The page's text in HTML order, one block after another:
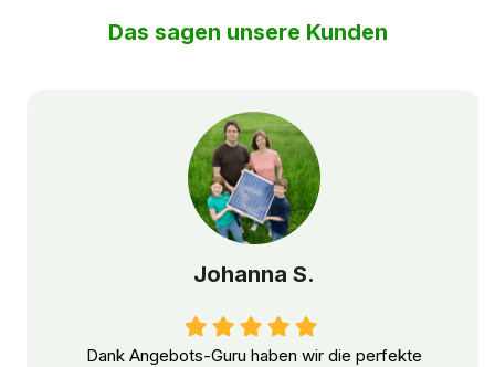
Das sagen unsere Kunden
Johanna S.
Dank Angebots-Guru haben wir die perfekte